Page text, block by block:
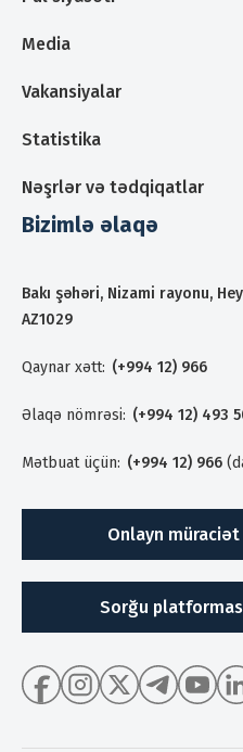
Media
Vakansiyalar
Statistika
Nəşrlər və tədqiqatlar
Bizimlə əlaqə
Bakı şəhəri, Nizami rayonu,
AZ1029
Qaynar xətt: (+994 12) 966
Əlaqə nömrəsi: (+994 12) 493
Mətbuat üçün: (+994 12) 966
Onlayn müraciət
Sorğu